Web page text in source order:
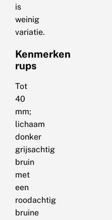
is
weinig
variatie.
Kenmerken
rups
Tot
40
mm;
lichaam
donker
grijsachtig
bruin
met
een
roodachtig
bruine